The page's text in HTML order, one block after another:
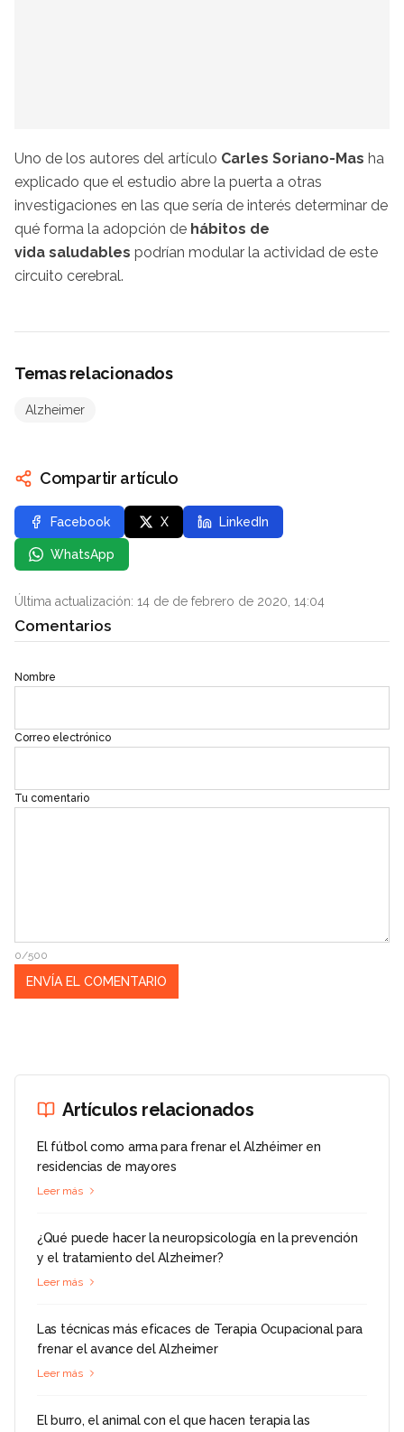
Uno de los autores del artículo Carles Soriano-Mas ha
explicado que el estudio abre la puerta a otras
investigaciones en las que sería de interés determinar de
qué forma la adopción de hábitos de
vida saludables podrían modular la actividad de este
circuito cerebral.
Temas relacionados
Alzheimer
Compartir artículo
Facebook X LinkedIn
WhatsApp
Última actualización: 14 de de febrero de 2020, 14:04
Comentarios
Nombre
Correo electrónico
Tu comentario
0/500
Artículos relacionados
El fútbol como arma para frenar el Alzhéimer en
residencias de mayores
Leer más
¿Qué puede hacer la neuropsicología en la prevención
y el tratamiento del Alzheimer?
Leer más
Las técnicas más eficaces de Terapia Ocupacional para
frenar el avance del Alzheimer
Leer más
El burro, el animal con el que hacen terapia las